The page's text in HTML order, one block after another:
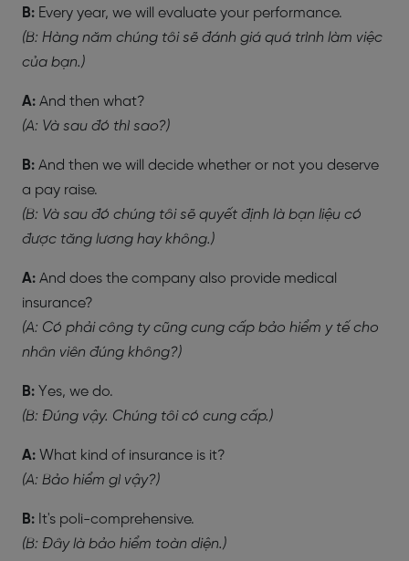
B: Every year, we will evaluate your performance.
(B: Hàng năm chúng tôi sẽ đánh giá quá trình làm việc
của bạn.)
A: And then what?
(A: Và sau đó thì sao?)
B: And then we will decide whether or not you deserve
a pay raise.
(B: Và sau đó chúng tôi sẽ quyết định là bạn liệu có
được tăng lương hay không.)
A: And does the company also provide medical
insurance?
(A: Có phải công ty cũng cung cấp bảo hiểm y tế cho
nhân viên đúng không?)
B: Yes, we do.
(B: Đúng vậy. Chúng tôi có cung cấp.)
A: What kind of insurance is it?
(A: Bảo hiểm gì vậy?)
B: It's poli-comprehensive.
(B: Đây là bảo hiểm toàn diện.)